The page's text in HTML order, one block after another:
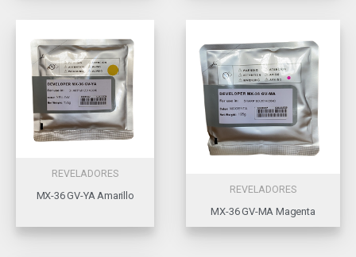
REVELADORES
MX-36 GV-YA Amarillo
REVELADORES
MX-36 GV-MA Magenta